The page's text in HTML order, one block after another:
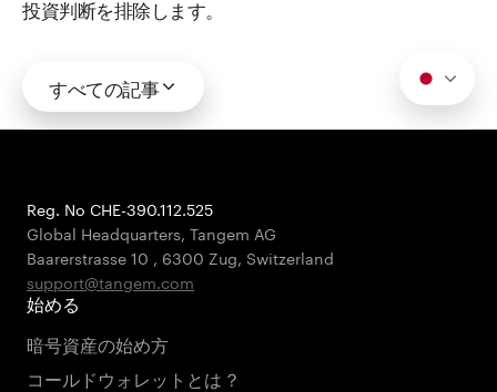
投資判断を排除します。
すべての記事
Reg. No CHE-390.112.525
Global Headquarters, Tangem AG
Baarerstrasse 10 , 6300 Zug, Switzerland
support@tangem.com
始める
暗号資産の始め方
コールドウォレットとは？